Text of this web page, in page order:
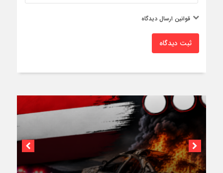
قوانین ارسال دیدگاه
ثبت دیدگاه